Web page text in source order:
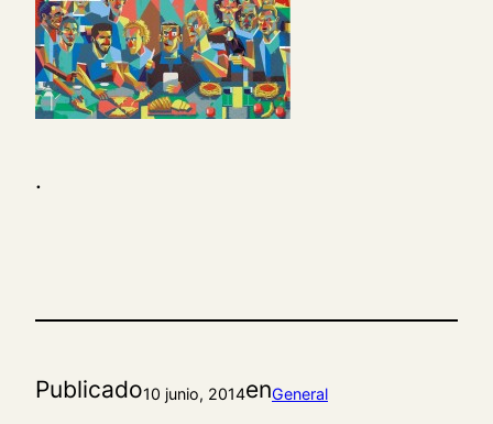
.
Publicado10 junio, 2014enGeneral